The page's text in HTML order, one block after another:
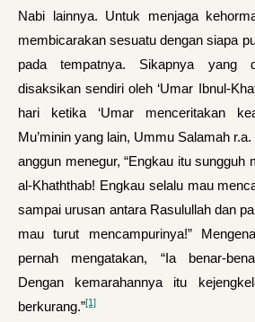
Nabi lainnya. Untuk menjaga
membicarakan sesuatu dengan siapa
pada tempatnya. Sikapnya yang
disaksikan sendiri oleh ‘Umar Ibnul-
hari ketika ‘Umar menceritakan
Mu’minin yang lain, Ummu Salamah
anggun menegur, “Engkau itu sungguh
al-Khaththab! Engkau selalu mau
sampai urusan antara Rasulullah dan
mau turut mencampurinya!”
pernah mengatakan, “Ia benar-
Dengan kemarahannya itu
berkurang.”[1]